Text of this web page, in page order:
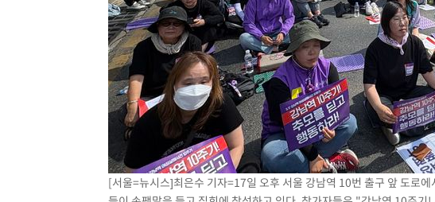
남자 농구, 나고야 아시안게임서 '홈팀' 일본과 한일전
여수 오동도 해상서 모터보트 전복…1명 사망·1명 실종
극한폭염 한풀 꺾이지만…'낮 최고 35도' 무더위, 열대야 계속[다음주
축구협회 "압수수색·성접대 논란 사과…쇄신의 기회로 삼겠다"
[속보]'압수수색·성접대 논란' 축구협회 "실망과 걱정 안겨드려 죄송"
'최고 37도' 폭염 지속…강원동해안 최대 150㎜ 비
[속보]뉴욕증시 상승 마감…S&P 0.6% 나스닥 1.3%↑
[서울=뉴시스]최은수 기자=17일 오후 서울 강남역 10번 출구 앞 도로